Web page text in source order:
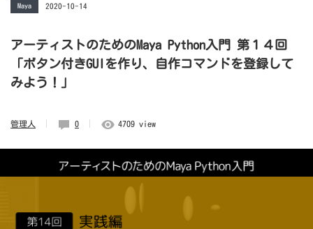
Maya 2020-10-14
アーティストのためのMaya Python入門 第１４回
「ボタン付きGUIを作り、自作コマンドを登録して
みよう！」
管理人 0 4709 view